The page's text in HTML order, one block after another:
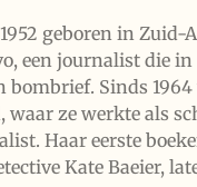
geboren in Zuid-
een journalist die in
bombrief. Sinds
waar ze werkte als
Haar eerste
Kate Baeier,